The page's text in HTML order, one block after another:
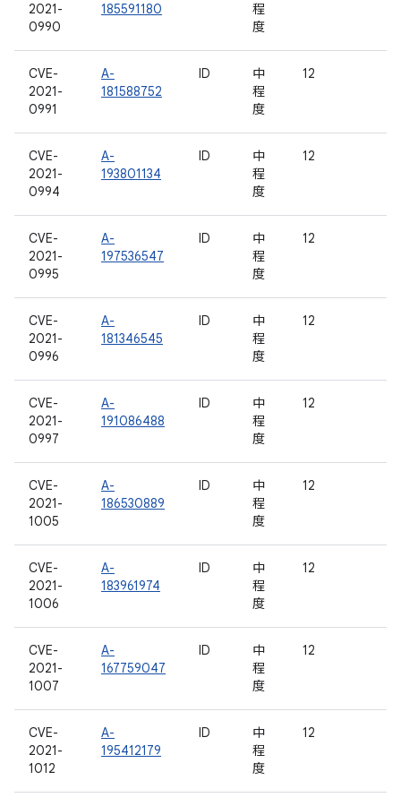
2021-
0990
185591180
程
度
CVE-
2021-
0991
A-
181588752
ID
中
程
度
12
CVE-
2021-
0994
A-
193801134
ID
中
程
度
12
CVE-
2021-
0995
A-
197536547
ID
中
程
度
12
CVE-
2021-
0996
A-
181346545
ID
中
程
度
12
CVE-
2021-
0997
A-
191086488
ID
中
程
度
12
CVE-
2021-
1005
A-
186530889
ID
中
程
度
12
CVE-
2021-
1006
A-
183961974
ID
中
程
度
12
CVE-
2021-
1007
A-
167759047
ID
中
程
度
12
CVE-
2021-
1012
A-
195412179
ID
中
程
度
12